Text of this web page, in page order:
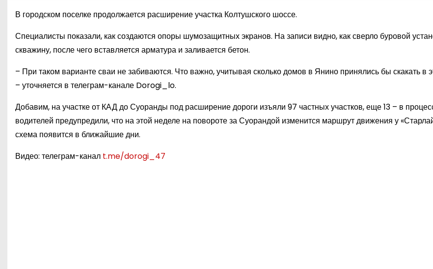
В городском поселке продолжается расширение участка Колтушского шоссе.
Специалисты показали, как создаются опоры шумозащитных экранов. На записи видно, как сверло буровой
скважину, после чего вставляется арматура и заливается бетон.
– При таком варианте сваи не забиваются. Что важно, учитывая сколько домов в Янино принялись бы скакать в
– уточняется в телеграм-канале Dorogi_lo.
Добавим, на участке от КАД до Суоранды под расширение дороги изъяли 97 частных участков, еще 13 – в
водителей предупредили, что на этой неделе на повороте за Суорандой изменится маршрут движения у
схема появится в ближайшие дни.
Видео: телеграм-канал t.me/dorogi_47